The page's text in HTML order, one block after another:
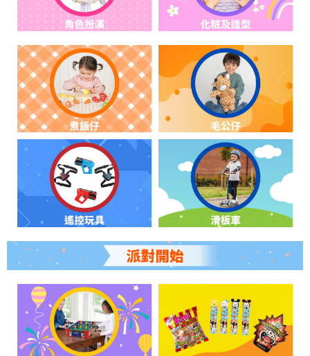
派對用品
角色扮演及造型系列
毛毛公仔玩具
夏日用品
嬰兒及學前玩具
任天堂 Switch
電池
盲盒
人氣角色
Tomica多美
Globber高樂寶